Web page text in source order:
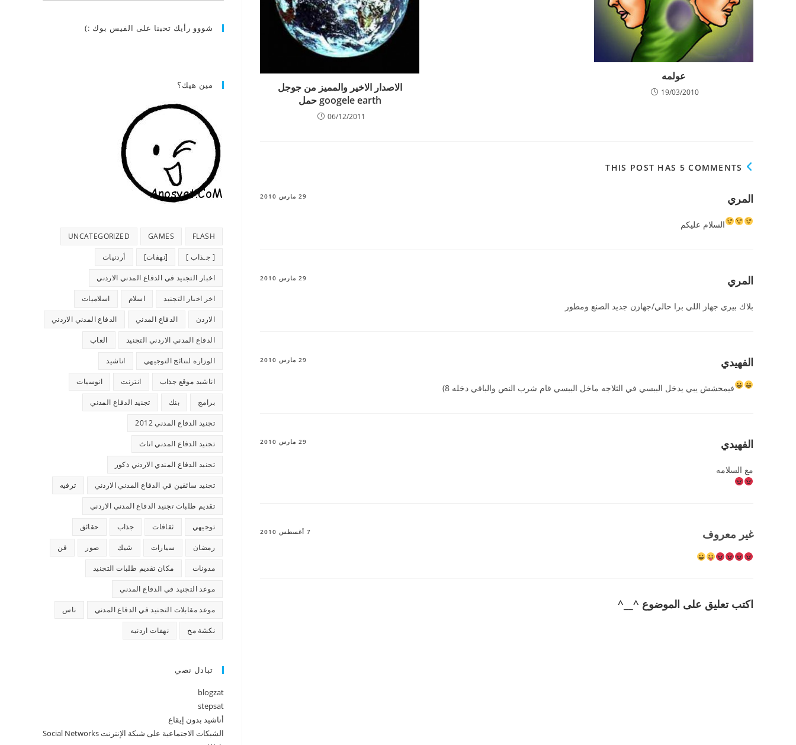
الاصدار الاخير والمميز من جوجل
googele earth حمل
06/12/2011
عولمه
19/03/2010
THIS POST HAS 5 COMMENTS
المري 29 مارس 2010
السلام عليكم
المري 29 مارس 2010
بلاك بيري جهاز اللي برا حالي/جهازن جديد الصنع ومطور
الفهيدي 29 مارس 2010
فيمحشش يبي يدخل الببسي في الثلاجه ماخل الببسي قام شرب النص والباقي دخله 8)
الفهيدي 29 مارس 2010
مع السلامه
غير معروف 7 أغسطس 2010
اكتب تعليق على الموضوع ^__^
شووو رأيك تحبنا على الفيس بوك :)
مين هيك؟
FLASH
GAMES
UNCATEGORIZED
[ جـذاب ] [نهفات] أردنيات
اخبار التجنيد في الدفاع المدني الاردني
اخر اخبار التجنيد اسلام اسلاميات
الاردن الدفاع المدني الدفاع المدني الاردني
الدفاع المدني الاردني التجنيد العاب
الوزاره لنتائج التوجيهي اناشيد
اناشيد موقع جذاب انترنت انوسيات
برامج بنك تجنيد الدفاع المدني
تجنيد الدفاع المدني 2012
تجنيد الدفاع المدني اناث
تجنيد الدفاع المندي الاردني ذكور
تجنيد سائقين في الدفاع المدني الاردني ترفيه
تقديم طلبات تجنيد الدفاع المدني الاردني
توجيهي ثقافات جذاب حقائق
رمضان سيارات شيك صور فن
مدونات مكان تقديم طلبات التجنيد
موعد التجنيد في الدفاع المدني
موعد مقابلات التجنيد في الدفاع المدني ناس
نكشة مخ نهفات اردنيه
تبادل نصي
blogzat
stepsat
أناشيد بدون إيقاع
الشبكات الاجتماعية على شبكة الإنترنت Social Networks